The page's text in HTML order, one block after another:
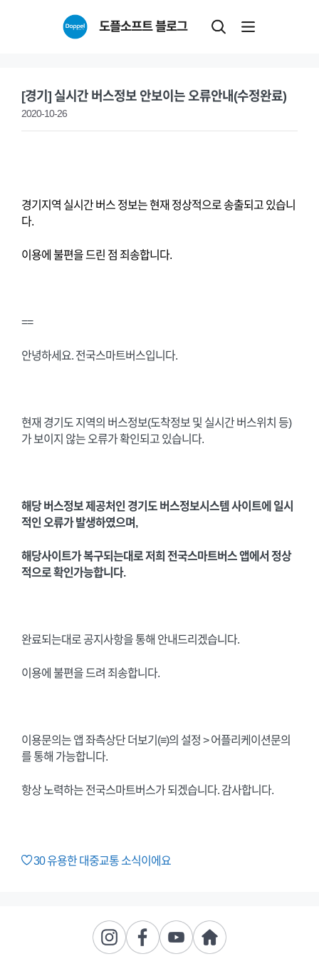
도플소프트 블로그
[경기] 실시간 버스정보 안보이는 오류안내(수정완료)
2020-10-26
경기지역 실시간 버스 정보는 현재 정상적으로 송출되고 있습니
다.
이용에 불편을 드린 점 죄송합니다.
==
안녕하세요. 전국스마트버스입니다.
현재 경기도 지역의 버스정보(도착정보 및 실시간 버스위치 등)
가 보이지 않는 오류가 확인되고 있습니다.
해당 버스정보 제공처인 경기도 버스정보시스템 사이트에 일시
적인 오류가 발생하였으며,
해당사이트가 복구되는대로 저희 전국스마트버스 앱에서 정상
적으로 확인가능합니다.
완료되는대로 공지사항을 통해 안내드리겠습니다.
이용에 불편을 드려 죄송합니다.
이용문의는 앱 좌측상단 더보기(≡)의 설정 > 어플리케이션문의
를 통해 가능합니다.
항상 노력하는 전국스마트버스가 되겠습니다. 감사합니다.
30유용한 대중교통 소식이에요